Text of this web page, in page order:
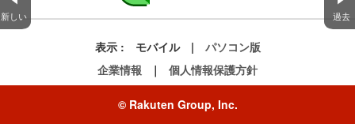
新しい 過去
表示 : モバイル |
パソコン版
企業情報
｜ 個人情報保護方針
© Rakuten Group, Inc.